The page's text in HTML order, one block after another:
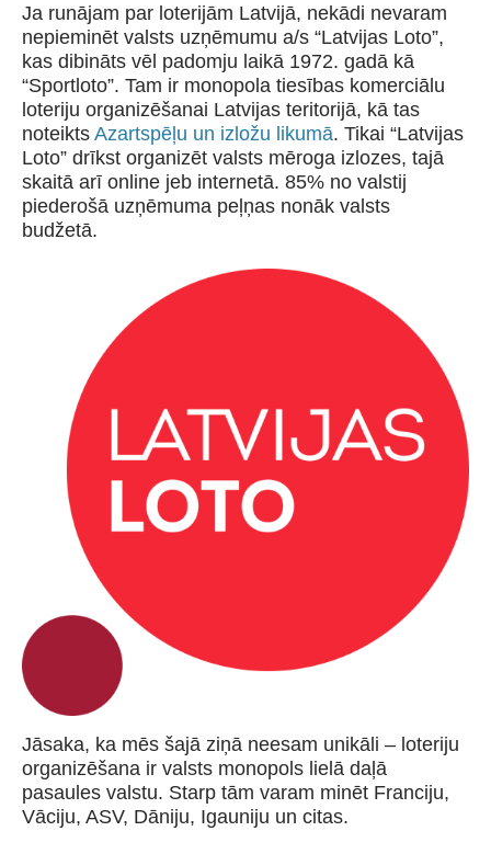
Ja runājam par loterijām Latvijā, nekādi nevaram
nepieminēt valsts uzņēmumu a/s “Latvijas Loto”,
kas dibināts vēl padomju laikā 1972. gadā kā
“Sportloto”. Tam ir monopola tiesības komerciālu
loteriju organizēšanai Latvijas teritorijā, kā tas
noteikts Azartspēļu un izložu likumā. Tikai “Latvijas
Loto” drīkst organizēt valsts mēroga izlozes, tajā
skaitā arī online jeb internetā. 85% no valstij
piederošā uzņēmuma peļņas nonāk valsts
budžetā.
Jāsaka, ka mēs šajā ziņā neesam unikāli – loteriju
organizēšana ir valsts monopols lielā daļā
pasaules valstu. Starp tām varam minēt Franciju,
Vāciju, ASV, Dāniju, Igauniju un citas.